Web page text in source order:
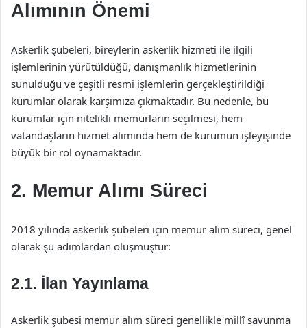
Alımının Önemi
Askerlik şubeleri, bireylerin askerlik hizmeti ile ilgili
işlemlerinin yürütüldüğü, danışmanlık hizmetlerinin
sunulduğu ve çeşitli resmi işlemlerin gerçekleştirildiği
kurumlar olarak karşımıza çıkmaktadır. Bu nedenle, bu
kurumlar için nitelikli memurların seçilmesi, hem
vatandaşların hizmet alımında hem de kurumun işleyişinde
büyük bir rol oynamaktadır.
2. Memur Alımı Süreci
2018 yılında askerlik şubeleri için memur alım süreci, genel
olarak şu adımlardan oluşmuştur:
2.1. İlan Yayınlama
Askerlik şubesi memur alım süreci genellikle millî savunma